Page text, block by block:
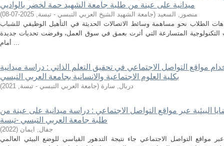
ميدانية على عينة من طلبة جامعة الشهيد حمة لخضر بالواديي
منصور, السعيد (جامعة الشهيد الشيخ العربي التبسي - تبسة,
2025-07-08
)
الطلاب نحو مساهمة وسائط الاتصالات الحديثة في التأهيل الوظيفي للشباب
التكنولوجية المتسارعة التي أثرت بعمق في سوق العمل، وفرضت تحديات جديدة
أمام ...
مواقع التواصل الاجتماعي في تحقيق التعلم الذاتي : دراسة ميدانية
بكلية العلوم الاجتماعية والانسانية بجامعة العربي التبسي
دربال, سارة (جامعة العربي التبسي - تبسة,
2021
)
البيئية عبر مواقع التواصل الاجتماعي : دراسة ميدانية على عينة من
طلبة جامعة العربي التبسي -تبسة
جفال, ايمان (
2022
)
عبر مواقع التواصل الاجتماعي جاء نتيجة التدهور القياسي للوضع البيئي العالمي